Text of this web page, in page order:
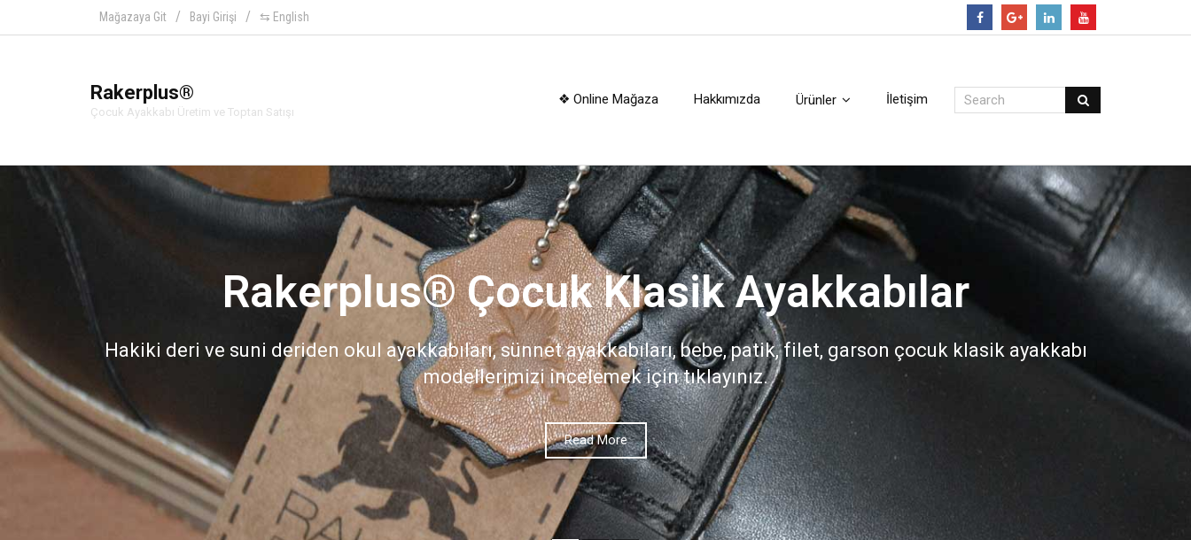
Mağazaya Git Bayi Girişi ⇆ English
Rakerplus®
Çocuk Ayakkabı Üretim ve Toptan Satışı
❖ Online Mağaza Hakkımızda Ürünler İletişim
Rakerplus® Çocuk Klasik Ayakkabılar
Hakiki deri ve suni deriden okul ayakkabıları, sünnet ayakkabıları, bebe, patik, filet, garson çocuk klasik ayakkabı
modellerimizi incelemek için tıklayınız.
Read More